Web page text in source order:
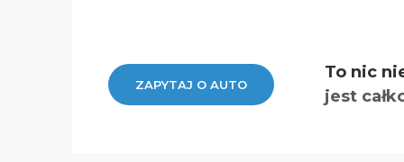
ZAPYTAJ O AUTO
To nic
jest